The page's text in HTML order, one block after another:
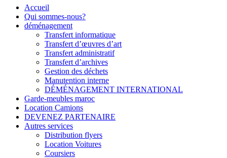
Accueil
Qui sommes-nous?
déménagement
Transfert informatique
Transfert d’œuvres d’art
Transfert administratif
Transfert d’archives
Gestion des déchets
Manutention interne
DÉMÉNAGEMENT INTERNATIONAL
Garde-meubles maroc
Location Camions
DEVENEZ PARTENAIRE
Autres services
Distribution flyers
Location Voitures
Coursiers